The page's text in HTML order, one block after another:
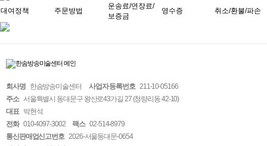
대여정책 주문방법
운송료/연장료/
보증금
영수증 취소/환불/파손
회사명 한솜방송미술센터 사업자 등록번호 211-10-05166
주소 서울특별시 동대문구 왕산로43가길 27 (청량리동 42-10)
대표 박현석
전화 010-4097-3002 팩스 02-514-8979
통신판매업신고번호 2026-서울동대문-0654